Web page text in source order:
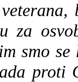
za
smo
proti